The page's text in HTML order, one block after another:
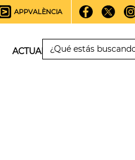
APPVALÈNCIA
ACTUALIDAD